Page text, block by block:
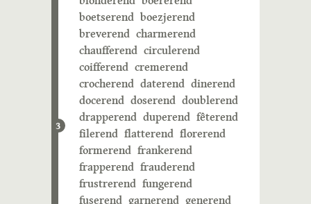
3
boetserend boezjerend
breverend charmerend
chaufferend circulerend
coifferend cremerend
crocherend daterend dinerend
docerend doserend doublerend
drapperend duperend fêterend
filerend flatterend florerend
formerend frankerend
frapperend frauderend
frustrerend fungerend
fuserend garnerend generend